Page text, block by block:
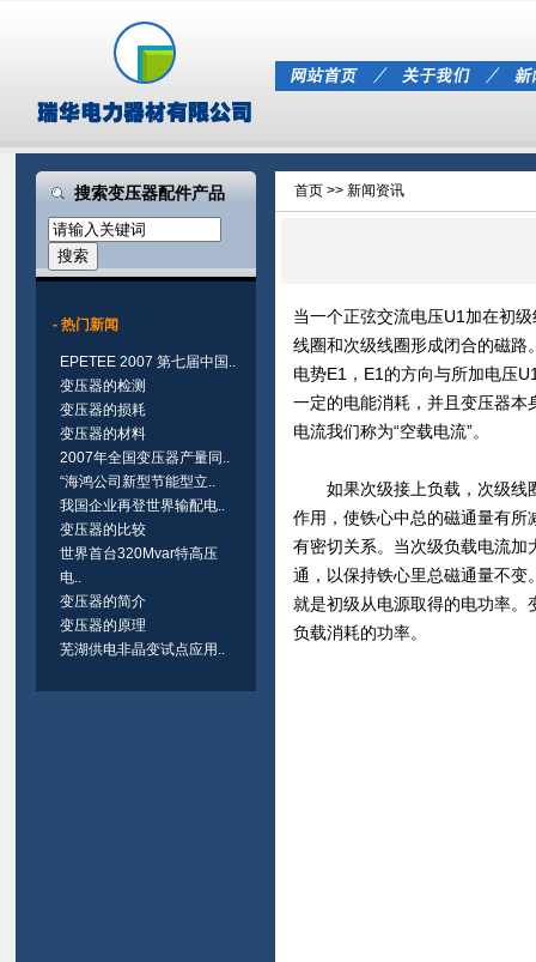
搜索变压器配件产品
- 热门新闻
EPETEE 2007 第七届中国..
变压器的检测
变压器的损耗
变压器的材料
2007年全国变压器产量同..
“海鸿公司新型节能型立..
我国企业再登世界输配电..
变压器的比较
世界首台320Mvar特高压
电..
变压器的简介
变压器的原理
芜湖供电非晶变试点应用..
首页 >> 新闻资讯
当一个正弦交流电压U1加在初
线圈和次级线圈形成闭合的磁
电势E1，E1的方向与所加电压
一定的电能消耗，并且变压器
电流我们称为“空载电流”。
如果次级接上负载，次级线
作用，使铁心中总的磁通量有
有密切关系。当次级负载电流
通，以保持铁心里总磁通量不
就是初级从电源取得的电功率
负载消耗的功率。